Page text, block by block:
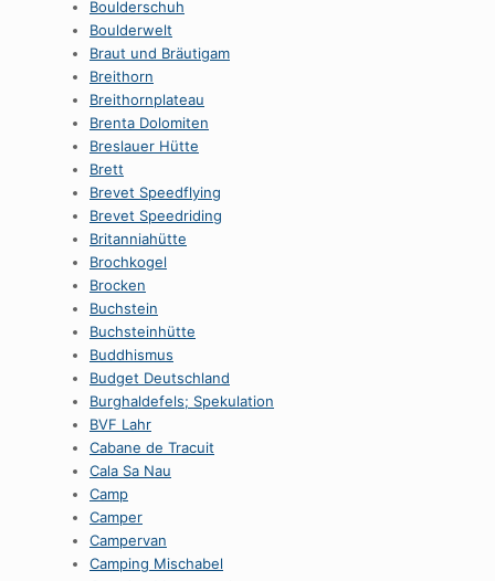
Boulderschuh
Boulderwelt
Braut und Bräutigam
Breithorn
Breithornplateau
Brenta Dolomiten
Breslauer Hütte
Brett
Brevet Speedflying
Brevet Speedriding
Britanniahütte
Brochkogel
Brocken
Buchstein
Buchsteinhütte
Buddhismus
Budget Deutschland
Burghaldefels; Spekulation
BVF Lahr
Cabane de Tracuit
Cala Sa Nau
Camp
Camper
Campervan
Camping Mischabel